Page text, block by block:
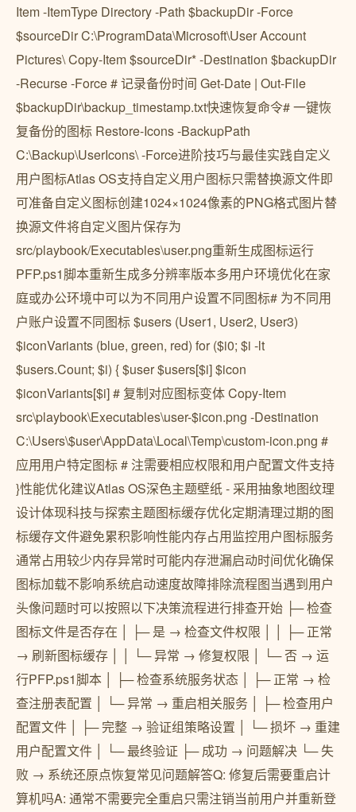
Item -ItemType Directory -Path $backupDir -Force
$sourceDir C:\ProgramData\Microsoft\User Account
Pictures\ Copy-Item $sourceDir* -Destination $backupDir
-Recurse -Force # 记录备份时间 Get-Date | Out-File
$backupDir\backup_timestamp.txt快速恢复命令# 一键恢
复备份的图标 Restore-Icons -BackupPath
C:\Backup\UserIcons\ -Force进阶技巧与最佳实践自定义
用户图标Atlas OS支持自定义用户图标只需替换源文件即
可准备自定义图标创建1024×1024像素的PNG格式图片替
换源文件将自定义图片保存为
src/playbook/Executables\user.png重新生成图标运行
PFP.ps1脚本重新生成多分辨率版本多用户环境优化在家
庭或办公环境中可以为不同用户设置不同图标# 为不同用
户账户设置不同图标 $users (User1, User2, User3)
$iconVariants (blue, green, red) for ($i0; $i -lt
$users.Count; $i) { $user $users[$i] $icon
$iconVariants[$i] # 复制对应图标变体 Copy-Item
src\playbook\Executables\user-$icon.png -Destination
C:\Users\$user\AppData\Local\Temp\custom-icon.png #
应用用户特定图标 # 注需要相应权限和用户配置文件支持
}性能优化建议Atlas OS深色主题壁纸 - 采用抽象地图纹理
设计体现科技与探索主题图标缓存优化定期清理过期的图
标缓存文件避免累积影响性能内存占用监控用户图标服务
通常占用较少内存异常时可能内存泄漏启动时间优化确保
图标加载不影响系统启动速度故障排除流程图当遇到用户
头像问题时可以按照以下决策流程进行排查开始 ├─ 检查
图标文件是否存在 │ ├─ 是 → 检查文件权限 │ │ ├─ 正常
→ 刷新图标缓存 │ │ └─ 异常 → 修复权限 │ └─ 否 → 运
行PFP.ps1脚本 │ ├─ 检查系统服务状态 │ ├─ 正常 → 检
查注册表配置 │ └─ 异常 → 重启相关服务 │ ├─ 检查用户
配置文件 │ ├─ 完整 → 验证组策略设置 │ └─ 损坏 → 重建
用户配置文件 │ └─ 最终验证 ├─ 成功 → 问题解决 └─ 失
败 → 系统还原点恢复常见问题解答Q: 修复后需要重启计
算机吗A: 通常不需要完全重启只需注销当前用户并重新登